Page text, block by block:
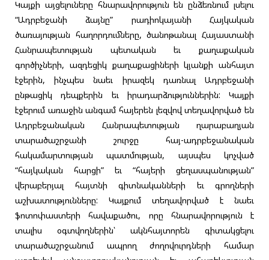
Կայքի այցելուները հնարավորություն են ընձեռնում լսելու
“Ադրբեջանի ձայնը” րադիոկայանի Հայկական
ծառայության հաղորդումները, ծանոթանալ Հայաստանի
Հանրապետության պետական եւ քաղաքական
գործիչների, ազդեցիկ քաղաքացիների կյանքի անհայտ
էջերին, ինչպես նաեւ իրազեկ դառնալ Ադրբեջանի
ընթացիկ դեպքերին եւ իրադարձություններին: Կայքի
էջերում առաջին անգամ հայերեն լեզվով տեղավորված են
Ադրբեջանական Հանրապետության ղարաբաղյան
տարածաշրջանի շուրջը հայ-ադրբեջանական
հակամարտության պատմության, այսպես կոչված
“հայկական հարցի” եւ “հայերի ցեղասպանության”
վերաբերյալ հայտնի գիտնականների եւ գրողների
աշխատությունները: Կայքում տեղավորված է նաեւ
ֆոտոփաստերի հավաքածու, որը հնարավորություն է
տալիս օգտվողներին՝ ակնհայտորեն գիտակցելու
տարածաշրջանում ապրող ժողովուրդների համար